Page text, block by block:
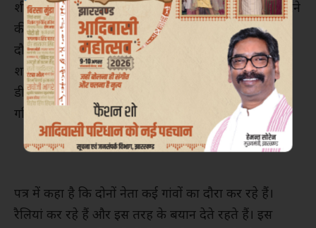
शीर्ष अफसरों और सरकारी पदाधिकारियों का चरित्र हनन करने
की बात कही गयी है। पत्र के अनुसार दोनों नेताओं के दौरे के
दौरान यह पाया गया है कि उनके भाषण और बयान उत्तेजक,
शत्रुतापूर्ण, झारखंड राज्य के प्रशासन के खिलाफ होते हैं।
डीजीपी, एसएसपी, एसपी जैसे शीर्ष अधिकारियों की
गतिविधियों के खिलाफ उनके बयान होते हैं।
पत्र में कहा है कि दोनों नेता कई गांवों का दौरा कर रहे हैं।
रैलियां कर रहे हैं और इस तरह के बयान देते रहते हैं। इस